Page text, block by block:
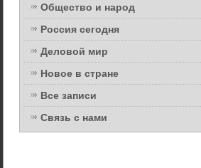
Общество и народ
Россия сегодня
Деловой мир
Новое в стране
Все записи
Связь с нами